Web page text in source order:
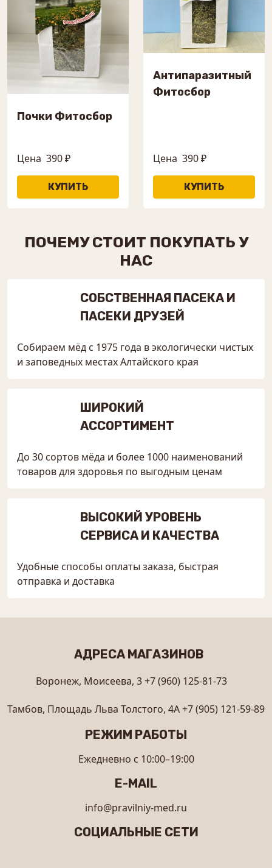
Почки Фитосбор
Цена 390 ₽
Антипаразитный
Фитосбор
Цена 390 ₽
ПОЧЕМУ СТОИТ ПОКУПАТЬ У
НАС
СОБСТВЕННАЯ ПАСЕКА И
ПАСЕКИ ДРУЗЕЙ
Собираем мёд с 1975 года в экологически чистых
и заповедных местах Алтайского края
ШИРОКИЙ
АССОРТИМЕНТ
До 30 сортов мёда и более 1000 наименований
товаров для здоровья по выгодным ценам
ВЫСОКИЙ УРОВЕНЬ
СЕРВИСА И КАЧЕСТВА
Удобные способы оплаты заказа, быстрая
отправка и доставка
АДРЕСА МАГАЗИНОВ
Воронеж, Моисеева, 3+7 (960) 125-81-73
Тамбов, Площадь Льва Толстого, 4А+7 (905) 121-59-89
РЕЖИМ РАБОТЫ
Ежедневно с 10:00–19:00
E-MAIL
info@pravilniy-med.ru
СОЦИАЛЬНЫЕ СЕТИ